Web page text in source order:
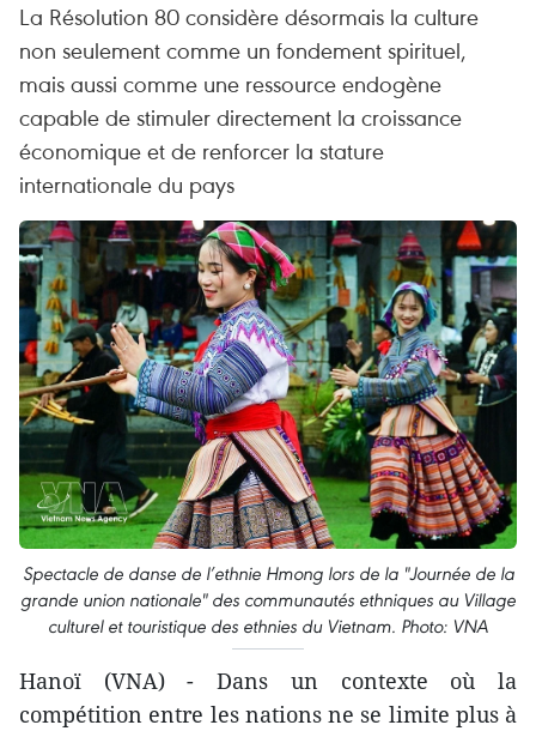
La Résolution 80 considère désormais la culture
non seulement comme un fondement spirituel,
mais aussi comme une ressource endogène
capable de stimuler directement la croissance
économique et de renforcer la stature
internationale du pays
Spectacle de danse de l’ethnie Hmong lors de la "Journée de la
grande union nationale" des communautés ethniques au Village
culturel et touristique des ethnies du Vietnam. Photo: VNA
Hanoï (VNA) - Dans un contexte où la
compétition entre les nations ne se limite plus à